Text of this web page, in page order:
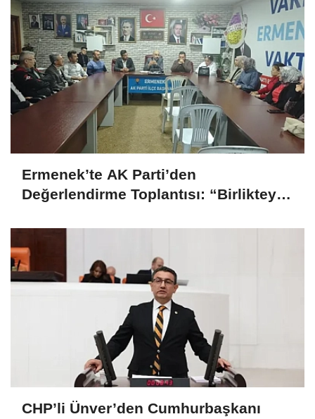
Ermenek’te AK Parti’den
Değerlendirme Toplantısı: “Birlikteyiz,
CHP’li Ünver’den Cumhurbaşkanı